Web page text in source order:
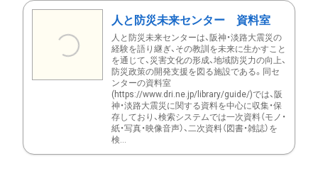
人と防災未来センター 資料室
人と防災未来センターは、阪神・淡路大震災の
経験を語り継ぎ、その教訓を未来に生かすこと
を通じて、災害文化の形成、地域防災力の向上、
防災政策の開発支援を図る施設である。同セ
ンターの資料室
(https://www.dri.ne.jp/library/guide/)では、阪
神・淡路大震災に関する資料を中心に収集・保
存しており、検索システムでは一次資料（モノ・
紙・写真・映像音声）、二次資料（図書・雑誌）を
検...